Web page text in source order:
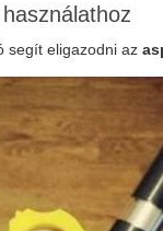
segít eligazodni az